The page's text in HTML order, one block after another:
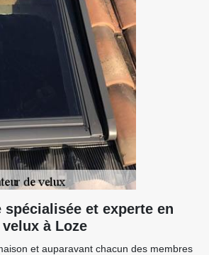
spécialisée et experte en
à Loze
et auparavant chacun des membres